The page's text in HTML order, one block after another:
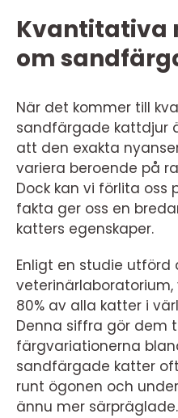
Kvantitativa
om
När det kommer till
sandfärgade kattdjur
att den exakta
variera beroende på
Dock kan vi förlita oss
fakta ger oss en
katters egenskaper.
Enligt en studie utförd
80% av alla katter i
Denna siffra gör dem
färgvariationerna
sandfärgade katter
runt ögonen och
ännu mer särpräglade.